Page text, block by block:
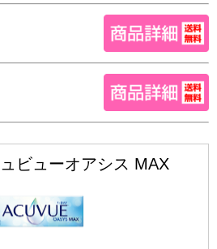
ビューオアシス MAX